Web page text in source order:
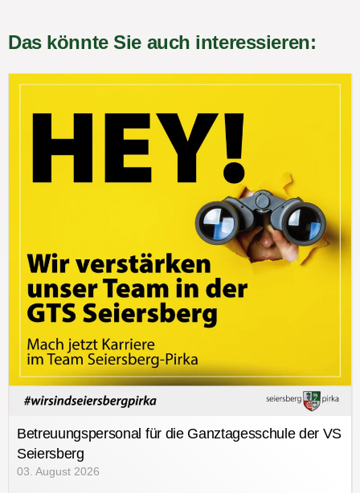
Das könnte Sie auch interessieren:
Betreuungspersonal für die Ganztagesschule der VS
Seiersberg
03. August 2026